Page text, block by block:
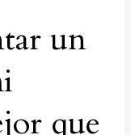
un
que